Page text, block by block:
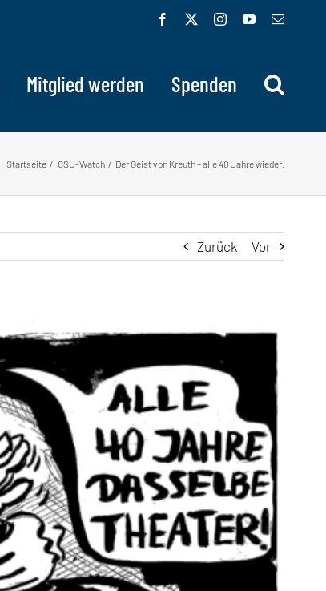
Facebook InstagramYouTube
E-
Mitglied werden Spenden
Startseite CSU-Watch Der Geist von Kreuth – alle 40 Jahre wieder.
Zurück Vor